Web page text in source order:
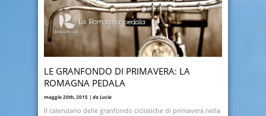
LE GRANFONDO DI PRIMAVERA: LA
ROMAGNA PEDALA
maggio 20th, 2015 | da Lucia
Il calendario delle granfondo ciclistiche di primavera nella